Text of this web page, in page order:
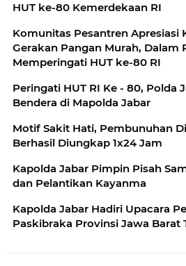
HUT ke-80 Kemerdekaan RI
Komunitas Pesantren Apresiasi
Gerakan Pangan Murah, Dalam Rangka
Memperingati HUT ke-80 RI
Peringati HUT RI Ke - 80, Polda
Bendera di Mapolda Jabar
Motif Sakit Hati, Pembunuhan
Berhasil Diungkap 1x24 Jam
Kapolda Jabar Pimpin Pisah
dan Pelantikan Kayanma
Kapolda Jabar Hadiri Upacara
Paskibraka Provinsi Jawa Barat